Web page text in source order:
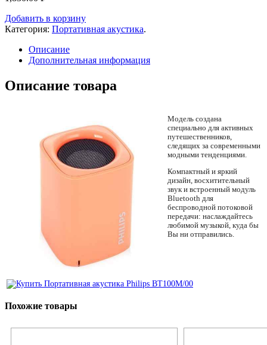
Добавить в корзину
Категория: Портативная акустика.
Описание
Дополнительная информация
Описание товара
Модель создана
специально для активных
путешественников,
следящих за современными
модными тенденциями.
Компактный и яркий
дизайн, восхитительный
звук и встроенный модуль
Bluetooth для
беспроводной потоковой
передачи: наслаждайтесь
любимой музыкой, куда бы
Вы ни отправились.
Похожие товары